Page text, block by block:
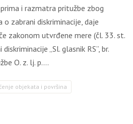
i razmatra pritužbe zbog
zabrani diskriminacije, daje
zakonom utvrđene mere (čl. 33. st.
„Sl. glasnik RS”, br.
O. z. lj. p….
objekata i površina